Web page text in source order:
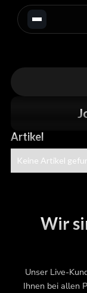
Artikel
Keine Artikel
Wir
Unser Live-
Ihnen bei allen